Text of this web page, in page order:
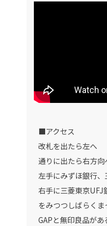
■アクセス
改札を出たら左へ
通りに出たら右方向
左手にみずほ銀行
右手に三菱東京UFJ
をみつつしばらくま
GAPと無印良品が